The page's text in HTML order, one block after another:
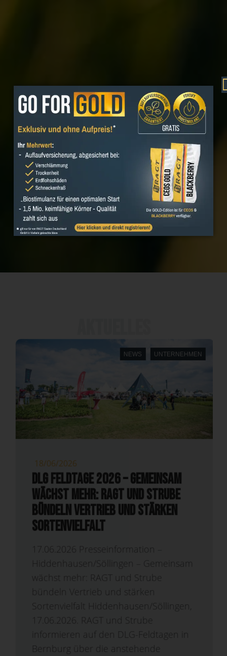
NEWS UNTERNEHMEN
18/06/2026
DLG Feldtage 2026 – Gemeinsam
wächst mehr: RAGT und Strube
bündeln Vertrieb und stärken
Sortenvielfalt
17.06.2026 Presseinformation –
Hiddenhausen/Söllingen – Gemeinsam
wächst mehr: RAGT und Strube
bündeln Vertrieb und stärken
Sortenvielfalt Hiddenhausen/Söllingen,
17.06.2026. RAGT und Strube
informieren auf den DLG-Feldtagen in
Bernburg über die anstehende